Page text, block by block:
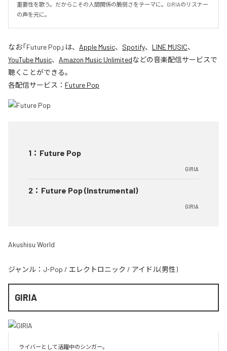
重要性を歌う。だからこその人間関係の脆弱さをテーマに。GIRIAのリスナー
の声を元に。
なお「Future Pop 」は、 Apple Music、 Spotify、 LINE MUSIC、
YouTube Music、 Amazon Music Unlimitedなどの音楽配信サービスで
聴くことができる。
各配信サービス： Future Pop
1 ： Future Pop
GIRIA
2 ： Future Pop (Instrumental)
GIRIA
Akushisu World
ジャンル： J-Pop / エレクトロニック / アイドル(男性)
GIRIA
ライバーとして活躍中のシンガー。